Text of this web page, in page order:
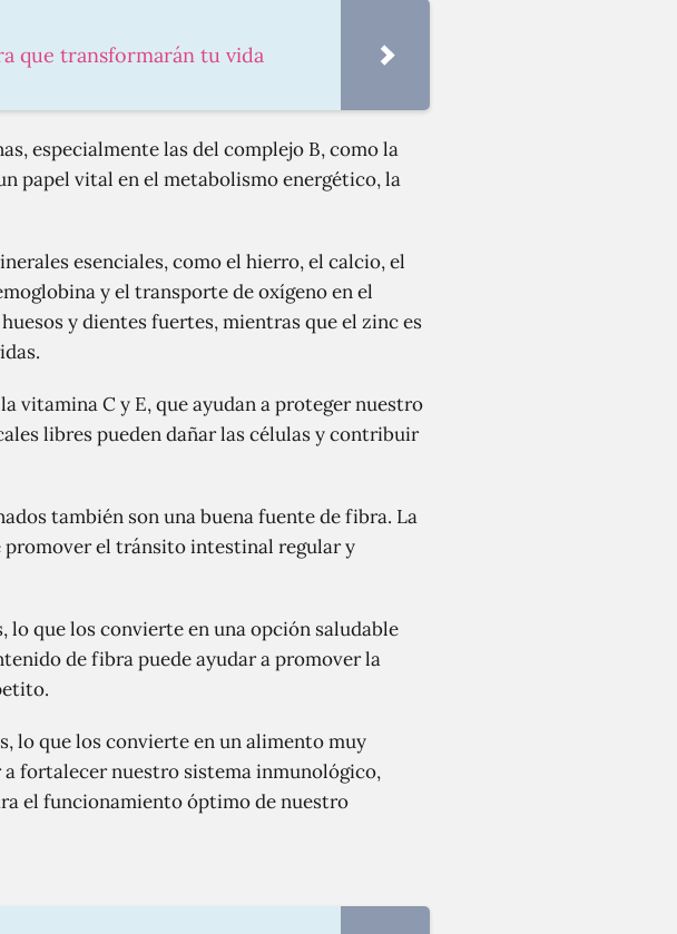
que transformarán tu vida
especialmente las del complejo B, como la
papel vital en el metabolismo energético, la
esenciales, como el hierro, el calcio, el
y el transporte de oxígeno en el
y dientes fuertes, mientras que el zinc es
vitamina C y E, que ayudan a proteger nuestro
libres pueden dañar las células y contribuir
también son una buena fuente de fibra. La
promover el tránsito intestinal regular y
lo que los convierte en una opción saludable
de fibra puede ayudar a promover la
lo que los convierte en un alimento muy
fortalecer nuestro sistema inmunológico,
el funcionamiento óptimo de nuestro